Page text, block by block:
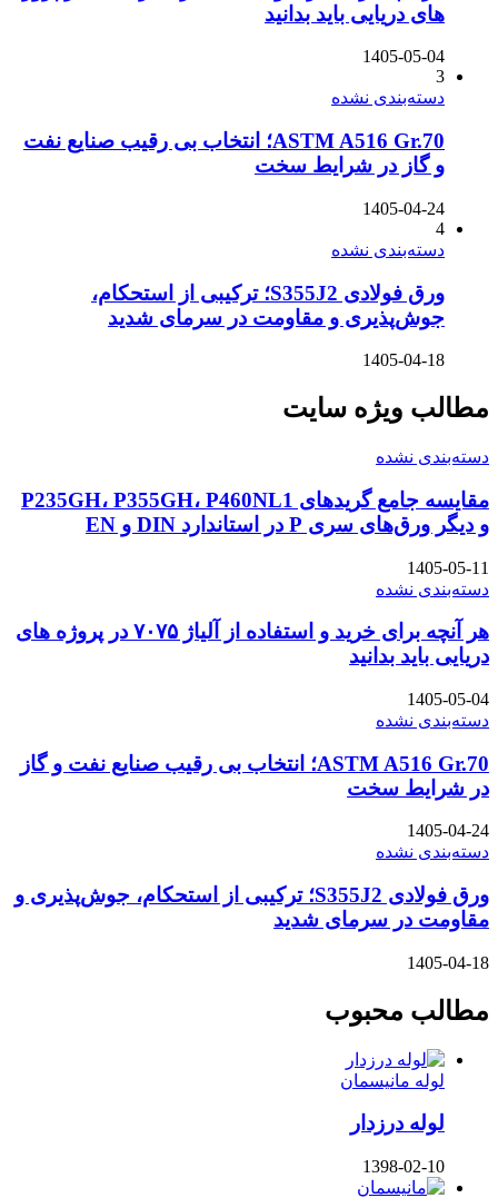
های دریایی باید بدانید
1405-05-04
3
دسته‌بندی نشده
ASTM A516 Gr.70؛ انتخاب بی رقیب صنایع نفت
و گاز در شرایط سخت
1405-04-24
4
دسته‌بندی نشده
ورق فولادی S355J2؛ ترکیبی از استحکام،
جوش‌پذیری و مقاومت در سرمای شدید
1405-04-18
مطالب ویژه سایت
دسته‌بندی نشده
مقایسه جامع گریدهای P235GH، P355GH، P460NL1
و دیگر ورق‌های سری P در استاندارد DIN و EN
1405-05-11
دسته‌بندی نشده
هر آنچه برای خرید و استفاده از آلیاژ ۷۰۷۵ در پروژه های
دریایی باید بدانید
1405-05-04
دسته‌بندی نشده
ASTM A516 Gr.70؛ انتخاب بی رقیب صنایع نفت و گاز
در شرایط سخت
1405-04-24
دسته‌بندی نشده
ورق فولادی S355J2؛ ترکیبی از استحکام، جوش‌پذیری و
مقاومت در سرمای شدید
1405-04-18
مطالب محبوب
لوله مانیسمان
لوله درزدار
1398-02-10